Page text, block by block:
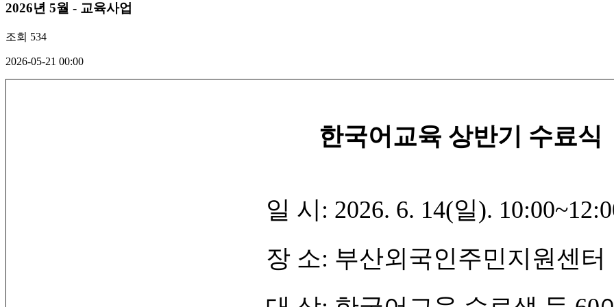
2026년 5월 - 교육사업
조회 534
2026-05-21 00:00
한국어교육 상반기 수료식
일 시: 2026. 6. 14(일).
장 소: 부산외국인주민지원센터